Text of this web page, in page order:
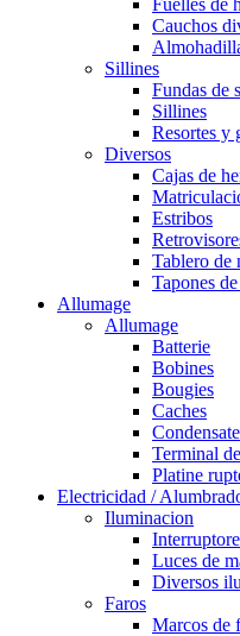
Fuelles de
Cauchos
Sillines
Fundas de
Sillines
Resortes y
Diversos
Cajas de
Estribos
Tablero de
Tapones
Allumage
Allumage
Batterie
Bobines
Bougies
Caches
Terminal
Platine
Electricidad /
Iluminacion
Luces de
Diversos
Faros
Marcos de